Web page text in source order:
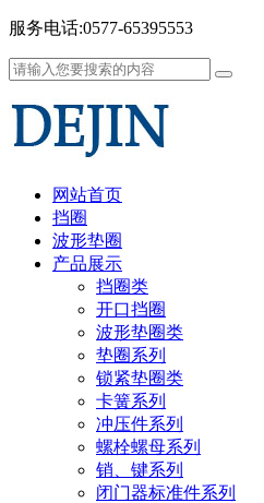
服务电话:0577-65395553
网站首页
挡圈
波形垫圈
产品展示
挡圈类
开口挡圈
波形垫圈类
垫圈系列
锁紧垫圈类
卡簧系列
冲压件系列
螺栓螺母系列
销、键系列
闭门器标准件系列